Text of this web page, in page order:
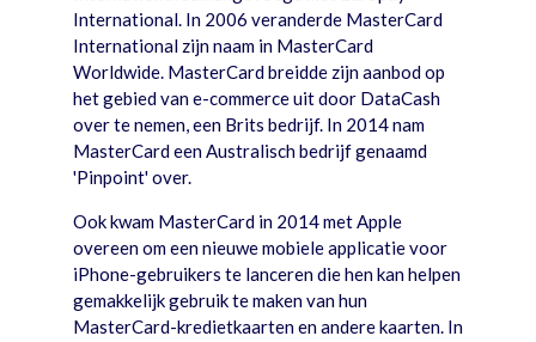
International. In 2006 veranderde MasterCard
International zijn naam in MasterCard
Worldwide. MasterCard breidde zijn aanbod op
het gebied van e-commerce uit door DataCash
over te nemen, een Brits bedrijf. In 2014 nam
MasterCard een Australisch bedrijf genaamd
'Pinpoint' over.
Ook kwam MasterCard in 2014 met Apple
overeen om een nieuwe mobiele applicatie voor
iPhone-gebruikers te lanceren die hen kan helpen
gemakkelijk gebruik te maken van hun
MasterCard-kredietkaarten en andere kaarten. In